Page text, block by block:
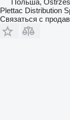
Plettac Distribution
Связаться с